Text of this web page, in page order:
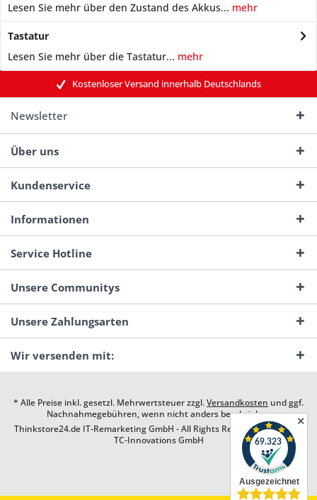
Lesen Sie mehr über den Zustand des Akkus... mehr
Tastatur
Lesen Sie mehr über die Tastatur... mehr
Kostenloser Versand innerhalb Deutschlands
Newsletter
Über uns
Kundenservice
Informationen
Service Hotline
Unsere Communitys
Unsere Zahlungsarten
Wir versenden mit:
* Alle Preise inkl. gesetzl. Mehrwertsteuer zzgl.Versandkosten und ggf.
Nachnahmegebühren, wenn nicht anders beschrieben
Thinkstore24.de IT-Remarketing GmbH - All Rights Reserved. Design by
TC-Innovations GmbH
✕